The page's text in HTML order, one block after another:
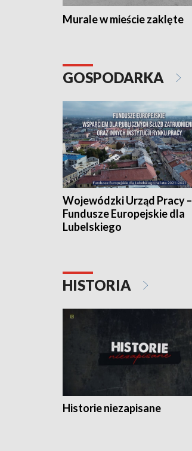
Murale w mieście zaklęte
GOSPODARKA
Wojewódzki Urząd Pracy –
Fundusze Europejskie dla
Lubelskiego
HISTORIA
Historie niezapisane